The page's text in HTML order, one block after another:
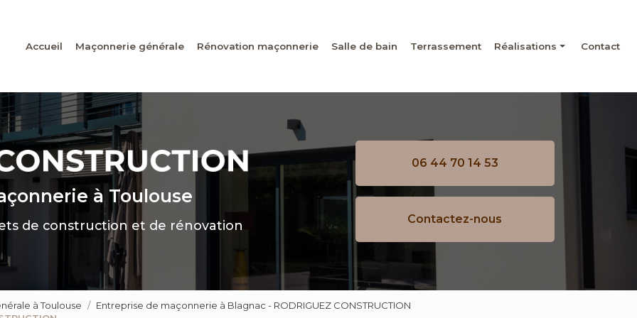
Accueil Maçonnerie générale Rénovation maçonnerie Salle de bain Terrassement Réalisations
Salle de bain
Terrassement
Contact
à Toulouse
de construction et de rénovation
06 44 70 14 53
Contactez-nous
à Toulouse
Entreprise de maçonnerie à Blagnac - RODRIGUEZ CONSTRUCTION